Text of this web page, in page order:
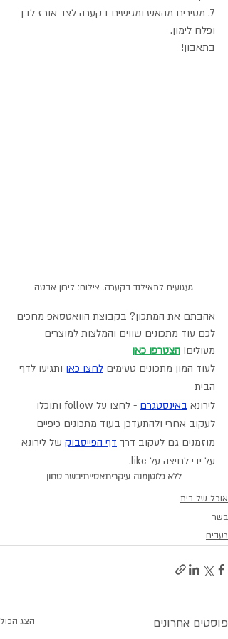
7. מסירים מהאש ומגישים בקערה לצד אורז לבן
ופלח לימון.
בתאבון!
געגועים לתאילנד בקערה. צילום: לירון אבטה
אהבתם את המתכון? בקבוצת הוואטסאפ מחכים
לכם עוד מתכונים שווים והמלצות למוצרים
מעולים! הצטרפו כאן
לעוד המון מתכונים טעימים לחצו כאן ותגיעו לדף
הבית
לירונא באינסטגרם
- לחצו על follow ותוכלו
לעקוב אחרי ולהתעדכן בעוד מתכונים כיפיים
מוזמנים גם לעקוב דרך דף הפייסבוק של לירונא
על ידי לחיצה על like.
ללא גלוטןמנה עיקריתאסייתיבשר טחון
אוכל של בית
בשר
רעבים
פוסטים אחרונים הצג הכול